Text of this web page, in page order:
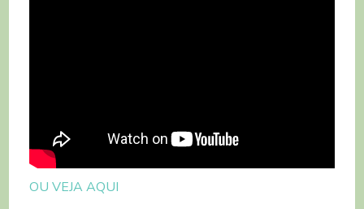
OU VEJA AQUI